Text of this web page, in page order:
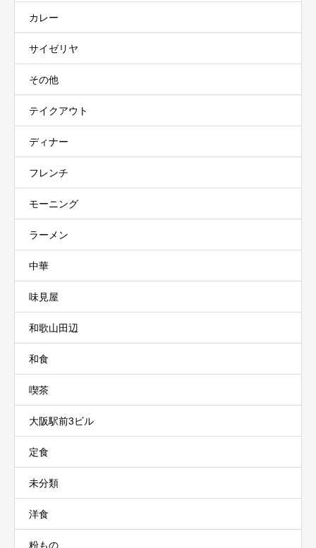
カレー
サイゼリヤ
その他
テイクアウト
ディナー
フレンチ
モーニング
ラーメン
中華
味見屋
和歌山田辺
和食
喫茶
大阪駅前3ビル
定食
未分類
洋食
粉もの